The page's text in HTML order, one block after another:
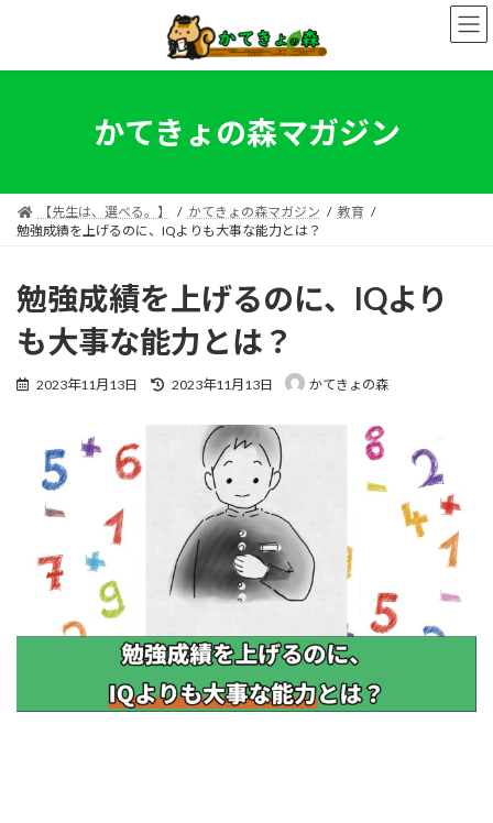
ン
ー
かてきょの森マガジン
【先生は、選べる。】 かてきょの森マガジン
教育
勉強成績を上げるのに、IQよりも大事な能力とは？
勉強成績を上げるのに、IQより
も大事な能力とは？
2023年11月13日
最
2023年11月13日 かてきょの森